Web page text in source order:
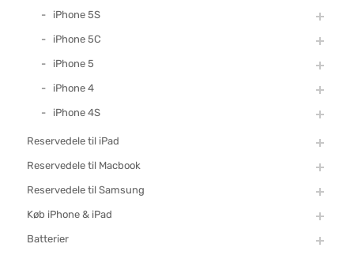
iPhone 5S
iPhone 5C
iPhone 5
iPhone 4
iPhone 4S
Reservedele til iPad
Reservedele til Macbook
Reservedele til Samsung
Køb iPhone & iPad
Batterier